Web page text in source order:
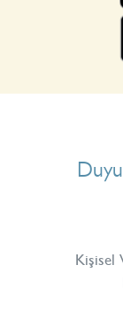
Kişisel